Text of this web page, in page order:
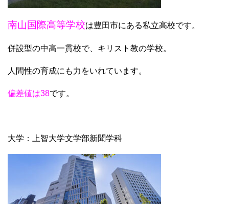
南山国際高等学校は豊田市にある私立高校です。
併設型の中高一貫校で、キリスト教の学校。
人間性の育成にも力をいれています。
偏差値は38です。
大学：上智大学文学部新聞学科